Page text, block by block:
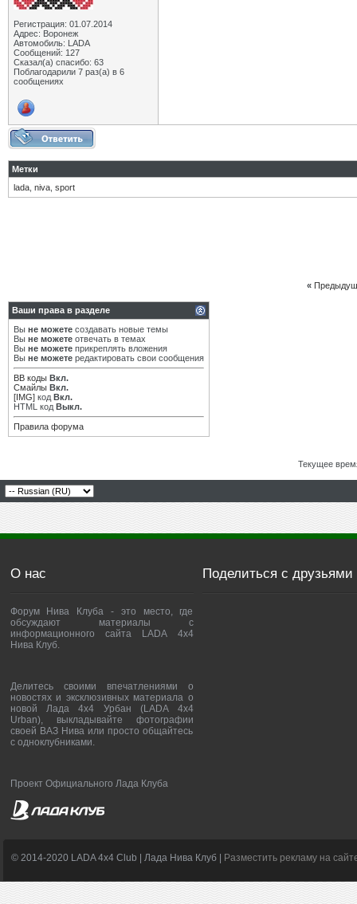
Регистрация: 01.07.2014
Адрес: Воронеж
Автомобиль: LADA
Сообщений: 127
Сказал(а) спасибо: 63
Поблагодарили 7 раз(а) в 6
сообщениях
Метки
lada niva sport
«
Ваши права в разделе
Вы не можете создавать новые темы
Вы не можете отвечать в темах
Вы не можете прикреплять вложения
Вы не можете редактировать свои сообщения
BB коды Вкл.
Смайлы Вкл.
[IMG] код Вкл.
HTML код Выкл.
Правила форума
Текущее
О нас
Форум Нива Клуба - это место, где
обсуждают материалы с
информационного сайта LADA 4x4
Нива Клуб.
Делитесь своими впечатлениями о
новостях и эксклюзивных материала о
новой Лада 4х4 Урбан (LADA 4x4
Urban), выкладывайте фотографии
своей ВАЗ Нива или просто общайтесь
с одноклубниками.
Проект Официального Лада Клуба
Поделиться с друзьями
© 2014-2020 LADA 4x4 Club | Лада Нива Клуб | Разместить рекламу на